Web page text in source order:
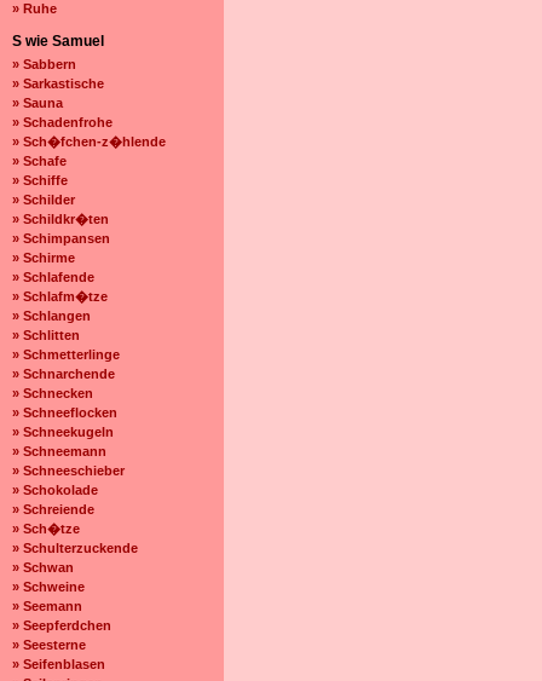
» Ruhe
S wie Samuel
» Sabbern
» Sarkastische
» Sauna
» Schadenfrohe
» Sch�fchen-z�hlende
» Schafe
» Schiffe
» Schilder
» Schildkr�ten
» Schimpansen
» Schirme
» Schlafende
» Schlafm�tze
» Schlangen
» Schlitten
» Schmetterlinge
» Schnarchende
» Schnecken
» Schneeflocken
» Schneekugeln
» Schneemann
» Schneeschieber
» Schokolade
» Schreiende
» Sch�tze
» Schulterzuckende
» Schwan
» Schweine
» Seemann
» Seepferdchen
» Seesterne
» Seifenblasen